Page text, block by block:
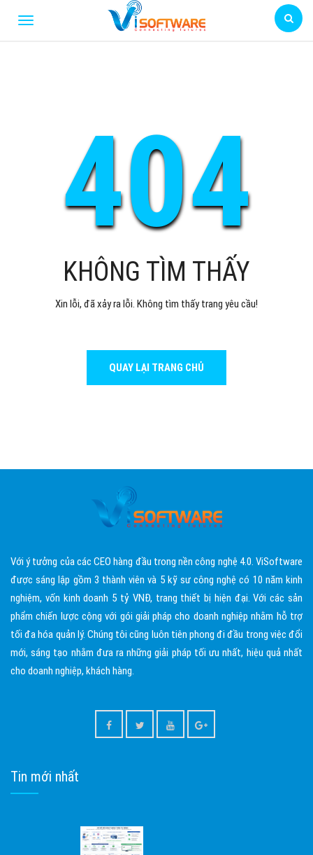
404
KHÔNG TÌM THẤY
Xin lỗi, đã xảy ra lỗi. Không tìm thấy trang yêu cầu!
QUAY LẠI TRANG CHỦ
Với ý tưởng của các CEO hàng đầu trong nền công nghệ 4.0. ViSoftware
được sáng lập gồm 3 thành viên và 5 kỹ sư công nghệ có 10 năm kinh
nghiệm, vốn kinh doanh 5 tỷ VNĐ, trang thiết bị hiện đại. Với các sản
phẩm chiến lược cộng với gói giải pháp cho doanh nghiệp nhằm hỗ trợ
tối đa hóa quản lý. Chúng tôi cũng luôn tiên phong đi đầu trong việc đổi
mới, sáng tạo nhằm đưa ra những giải pháp tối ưu nhất, hiệu quả nhất
cho doanh nghiệp, khách hàng.
Tin mới nhất